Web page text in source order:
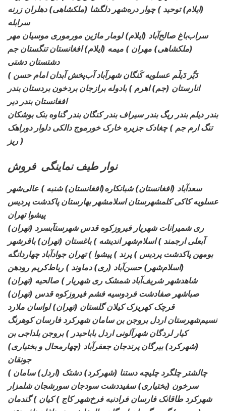
(ایلام) توحید ) چوار دره‌شهر دلگشا (ملکشاهی) دهلران زرنه
سرابله
سراب‌باغ صالح‌آباد (ایلام) لومار ماژین مورموری موسیان مهر
(ملکشاهی) مهران ) میمه (ایلام) افغانستان تنگستان جم
دشتستان دشتی
دَیِّر دَیلَم عسلویهکَنگان شهرآباد آب‌پخش آبدان امام حسن )
انارستان (جم) اهرم ) بادوله برازجان بردخون بردستان بندر
افغانستان بندر دیر
بندر دیلم بندر ریگ بندر سیراف بندر کنگان بندر گناوه بنک بوشکان
تنگ ارم جم ) چغادک جزیره خارک خورموج دالکی دلوار دوراهک
ریز )
نوار طیف نماینگی فروش
سعدآباد (افغانستان) شبانکاره(افغانستان) شنبه ) عالی‌شهر
عسلویه کاکی کلمشهرستان اسلامشهر بهارستان پاکدشت پردیس
پیشوا تهران
ری شمیرانات شهریار فیروزکوه قدس شهرستآبسرد (تهران)
آبعلی ارجمند ) اسلام‌شهر اندیشه ) باغستان (تهران) باقرشهر
بومهن پاکدشت پردیس ) پرند ) پیشوا ) تهران جوادآباد چهاردانگه
(اسلام‌شهر) حسن‌آباد (ری) دماوند ) رباط‌کریم رودهن
شاهدشهر شریف‌آباد شمشک ری شهریار ) صالحیه (تهران)
صباشهر صفادشت فردوسیه فشم فیروزکوه قدس (تهران)
قرچک کهریزک کیلان گلستان (تهران) لواسان ملارد
نسیم‌شهرستان اردل بروجن بن سامان شهرکرد فارسان کوهرنگ
کیار لردگان شهرآلونی اردل باباحیدر ) بروجن بلداجی بن
(شهرکرد) بیرگان پرندجان جعفرآباد (چهارمحال و بختیاری)
جونقان
چالشتر چلگرد چلیچه دستنا (شهرکرد) دشتک (اردل) سامان )
سرخون (بختیاری) سفیددشت سودجان سورشجان شلمزار
شهرکرد طاقانک فارسان فرادنبه فرخ‌شهر کاج ) کیان ) گندمان